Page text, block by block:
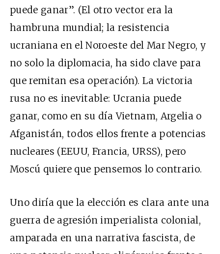
puede ganar”. (El otro vector era la
hambruna mundial; la resistencia
ucraniana en el Noroeste del Mar Negro, y
no solo la diplomacia, ha sido clave para
que remitan esa operación). La victoria
rusa no es inevitable: Ucrania puede
ganar, como en su día Vietnam, Argelia o
Afganistán, todos ellos frente a potencias
nucleares (EEUU, Francia, URSS), pero
Moscú quiere que pensemos lo contrario.
Uno diría que la elección es clara ante una
guerra de agresión imperialista colonial,
amparada en una narrativa fascista, de